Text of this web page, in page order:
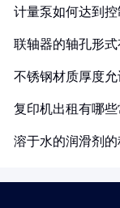
计量泵如何达到
联轴器的轴孔形
不锈钢材质厚度
复印机出租有哪
溶于水的润滑剂